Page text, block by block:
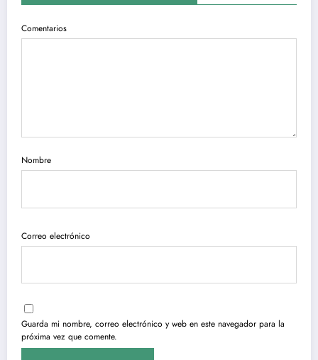
Comentarios
Nombre
Correo electrónico
Guarda mi nombre, correo electrónico y web en este navegador para la
próxima vez que comente.